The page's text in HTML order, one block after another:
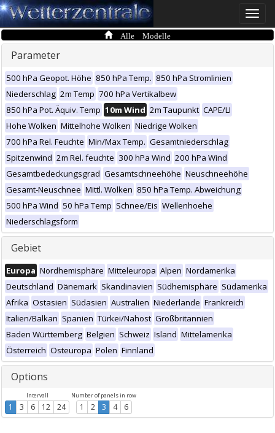
Toggle
Alle Modelle
Parameter
500 hPa Geopot. Höhe 850 hPa Temp. 850 hPa Stromlinien
Niederschlag 2m Temp 700 hPa Vertikalbew
850 hPa Pot. Äquiv. Temp 10m Wind 2m Taupunkt CAPE/LI
Hohe Wolken Mittelhohe Wolken Niedrige Wolken
700 hPa Rel. Feuchte Min/Max Temp. Gesamtniederschlag
Spitzenwind 2m Rel. feuchte 300 hPa Wind 200 hPa Wind
Gesamtbedeckungsgrad Gesamtschneehöhe Neuschneehöhe
Gesamt-Neuschnee Mittl. Wolken 850 hPa Temp. Abweichung
500 hPa Wind 50 hPa Temp Schnee/Eis Wellenhoehe
Niederschlagsform
Gebiet
Europa Nordhemisphäre Mitteleuropa Alpen Nordamerika
Deutschland Dänemark Skandinavien Südhemisphäre Südamerika
Afrika Ostasien Südasien Australien Niederlande Frankreich
Italien/Balkan Spanien Türkei/Nahost Großbritannien
Baden Württemberg Belgien Schweiz Island Mittelamerika
Österreich Osteuropa Polen Finnland
Options
Intervall
1 3 6 12 24
Number of panels in row
1 2 3 4 6